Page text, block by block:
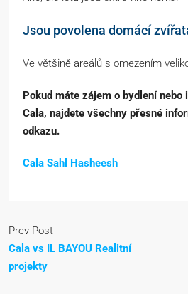
Jsou povolena domácí
Ve většině areálů s omezením
Pokud máte zájem o bydlení
Cala, najdete všechny přesné
odkazu.
Cala Sahl Hasheesh
Prev Post
Cala vs IL BAYOU Realitní
projekty